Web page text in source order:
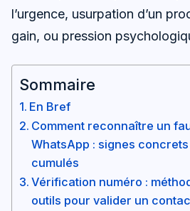
l’urgence, usurpation d’un
gain, ou pression
Sommaire
En Bref
Comment reconnaître un
WhatsApp : signes
cumulés
Vérification numéro :
outils pour valider un